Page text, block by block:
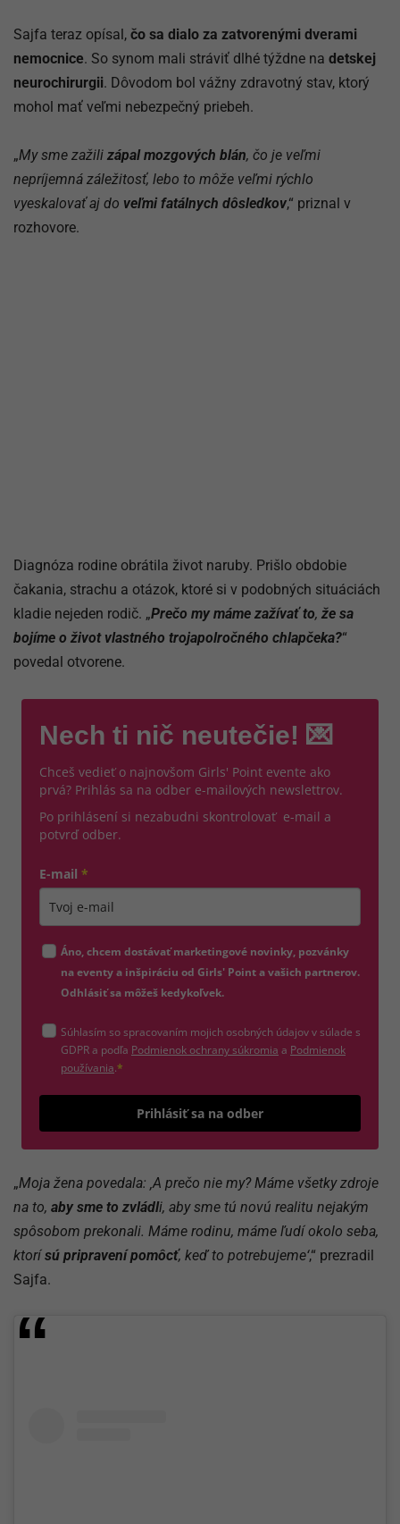
Sajfa teraz opísal, čo sa dialo za zatvorenými dverami
nemocnice. So synom mali stráviť dlhé týždne na detskej
neurochirurgii. Dôvodom bol vážny zdravotný stav, ktorý
mohol mať veľmi nebezpečný priebeh.
„My sme zažili zápal mozgových blán, čo je veľmi
nepríjemná záležitosť, lebo to môže veľmi rýchlo
vyeskalovať aj do veľmi fatálnych dôsledkov,“ priznal v
rozhovore.
Diagnóza rodine obrátila život naruby. Prišlo obdobie
čakania, strachu a otázok, ktoré si v podobných situáciách
kladie nejeden rodič. „Prečo my máme zažívať to, že sa
bojíme o život vlastného trojapolročného chlapčeka?“
povedal otvorene.
Nech ti nič neutečie! 💌
Chceš vedieť o najnovšom Girls' Point evente ako
prvá? Prihlás sa na odber e-mailových newslettrov.
Po prihlásení si nezabudni skontrolovať e-mail a
potvrď odber.
E-mail *
Áno, chcem dostávať marketingové novinky, pozvánky
na eventy a inšpiráciu od Girls' Point a vašich partnerov.
Odhlásiť sa môžeš kedykoľvek.
Súhlasím so spracovaním mojich osobných údajov v súlade s
GDPR a podľa Podmienok ochrany súkromia (otvorí sa v novom okne)
a Podmienok
používania(otvorí sa v novom okne)
.*
Prihlásiť sa na odber
„Moja žena povedala: ‚A prečo nie my? Máme všetky zdroje
na to, aby sme to zvládli, aby sme tú novú realitu nejakým
spôsobom prekonali. Máme rodinu, máme ľudí okolo seba,
ktorísú pripravení pomôcť, keď to potrebujeme‘,“ prezradil
Sajfa.